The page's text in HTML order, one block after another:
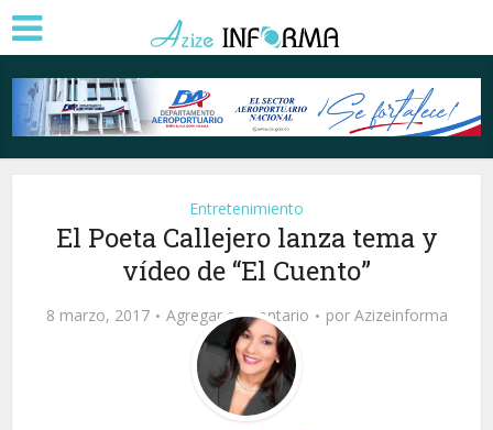
Entretenimiento
El Poeta Callejero lanza tema y
vídeo de “El Cuento”
8 marzo, 2017 Agregar comentario por Azizeinforma